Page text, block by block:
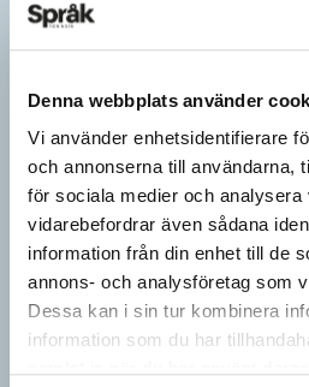
Denna webbplats använder
Vi använder enhetsidentifierare
och annonserna till användarna,
för sociala medier och analysera
vidarebefordrar även sådana
information från din enhet till de
annons- och analysföretag som
Dessa kan i sin tur kombinera
information som du har
Fler ser kvinnor med
ARTIKLAR
När det handlar om stora grupper
maskulina pluralformer i franskan.
ersätts av dubbel­former som les